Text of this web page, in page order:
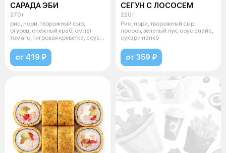
САРАДА ЭБИ
270 г
рис, нори, творожный сыр,
огурец, снежный краб, омлет
томаго, тигровая креветка, соус
от 419 ₽
СЕГУН С ЛОСОСЕМ
220 г
Рис, нори, творожный сыр,
лосось, зеленый лук, соус спайс,
сухари панко
от 359 ₽